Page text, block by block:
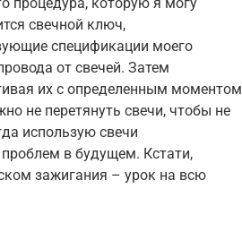
свечной ключ,
спецификации моего
от свечей. Затем
их с определенным моментом
не перетянуть свечи, чтобы не
использую свечи
в будущем. Кстати,
зажигания – урок на всю